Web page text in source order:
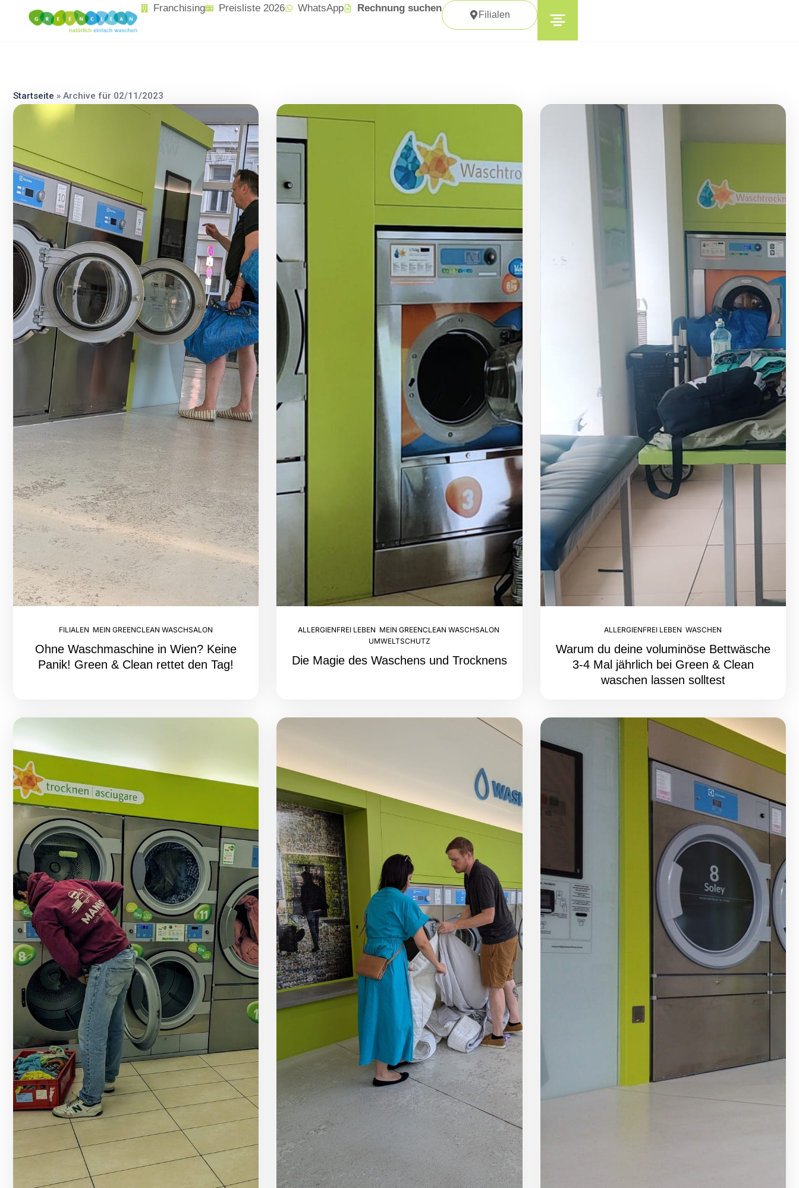
content Franchising Preisliste 2026 WhatsApp Rechnung suchen
Filialen
Startseite » Archive für 02/11/2023
FILIALEN MEIN GREENCLEAN WASCHSALON
Ohne Waschmaschine in Wien? Keine
Panik! Green & Clean rettet den Tag!
ALLERGIENFREI LEBEN MEIN GREENCLEAN WASCHSALON
UMWELTSCHUTZ
Die Magie des Waschens und Trocknens
ALLERGIENFREI LEBEN ,WASCHEN
Warum du deine voluminöse Bettwäsche
3-4 Mal jährlich bei Green & Clean
waschen lassen solltest